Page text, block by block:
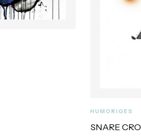
HUMORIGES
SNARE